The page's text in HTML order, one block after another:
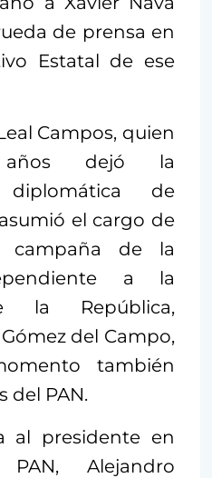
de prensa en
Estatal de ese
Campos, quien
dejó la
diplomática de
el cargo de
campaña de la
a la
la República,
del Campo,
también
del PAN.
al presidente en
Alejandro